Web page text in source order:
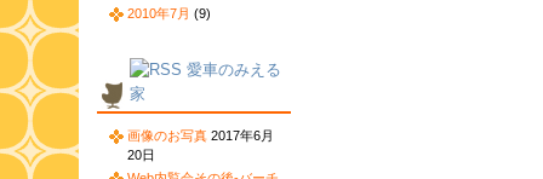
2010年7月 (9)
愛車のみえる
家
画像のお写真 2017年6月
20日